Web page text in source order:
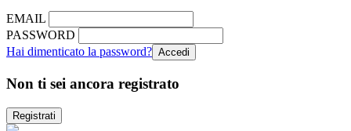
EMAIL
PASSWORD
Hai dimenticato la password?
Non ti sei ancora registrato
Registrati